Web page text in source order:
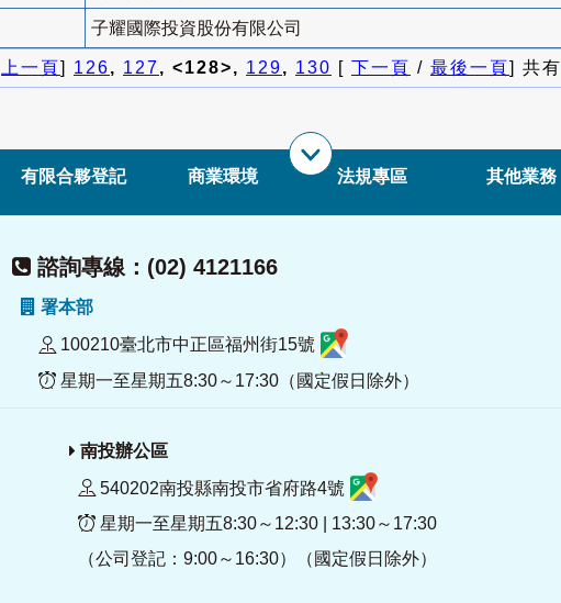
子耀國際投資股份有限公司
上一頁] 126, 127, <128>, 129, 130 [ 下一頁 / 最後一頁] 共有
有限合夥登記 商業環境 法規專區 其他業務
諮詢專線：(02) 4121166
署本部
100210臺北市中正區福州街15號
星期一至星期五8:30～17:30（國定假日除外）
南投辦公區
540202南投縣南投市省府路4號
星期一至星期五8:30～12:30 | 13:30～17:30
（公司登記：9:00～16:30）（國定假日除外）